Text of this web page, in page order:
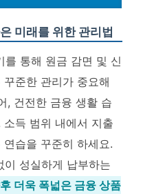
미래를 위한 관리법
를 통해 원금 감면 및 신
준한 관리가 중요해
, 건전한 금융 생활 습
득 범위 내에서 지출
습을 꾸준히 하세요.
성실하게 납부하는
더욱 폭넓은 금융 상품